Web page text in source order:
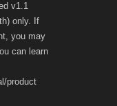
v1.1
only. If
you may
can learn
product